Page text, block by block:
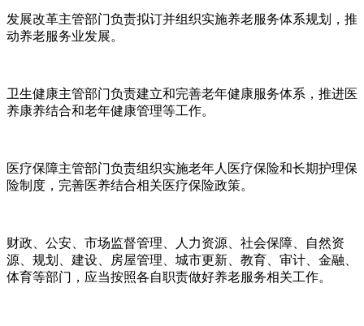
发展改革主管部门负责拟订并组织实施养老服务体系规划，推
动养老服务业发展。
卫生健康主管部门负责建立和完善老年健康服务体系，推进医
养康养结合和老年健康管理等工作。
医疗保障主管部门负责组织实施老年人医疗保险和长期护理保
险制度，完善医养结合相关医疗保险政策。
财政、公安、市场监督管理、人力资源、社会保障、自然资
源、规划、建设、房屋管理、城市更新、教育、审计、金融、
体育等部门，应当按照各自职责做好养老服务相关工作。